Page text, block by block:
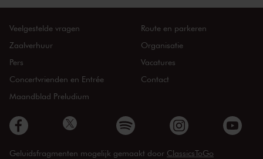
Veelgestelde vragen
Zaalverhuur
Pers
Concertvrienden en Entrée
Maandblad Preludium
Route en parkeren
Organisatie
Vacatures
Contact
Geluidsfragmenten mogelijk gemaakt door ClassicsToGo